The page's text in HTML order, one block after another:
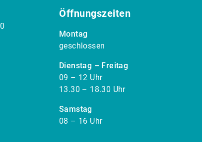
Öffnungszeiten
Montag
geschlossen
Dienstag – Freitag
09 – 12 Uhr
13.30 – 18.30 Uhr
Samstag
08 – 16 Uhr